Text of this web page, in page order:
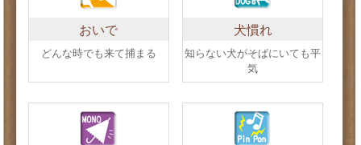
おいで
どんな時でも来て捕まる
犬慣れ
知らない犬がそばにいても平
気